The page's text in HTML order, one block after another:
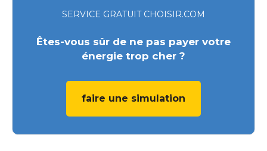
SERVICE GRATUIT CHOISIR.COM
Êtes-vous sûr de ne pas payer votre
énergie trop cher ?
faire une simulation